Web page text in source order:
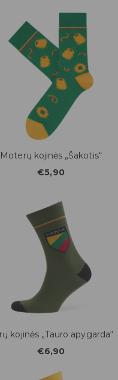
Moterų kojinės „Šakotis“
€5,90
kojinės „Tauro apygarda“
€6,90